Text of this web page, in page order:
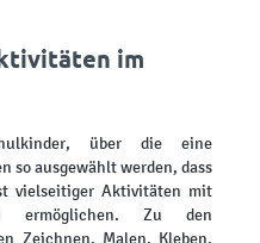
im
über die eine
so ausgewählt werden, dass
vielseitiger Aktivitäten mit
ermöglichen. Zu den
Zeichnen, Malen, Kleben,